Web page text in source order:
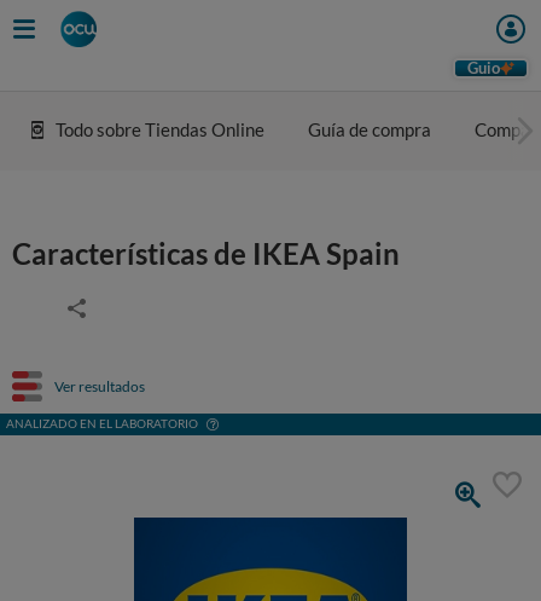
Guio
Todo sobre Tiendas Online Guía de compra
Características de IKEA Spain
Ver resultados
ANALIZADO EN EL LABORATORIO